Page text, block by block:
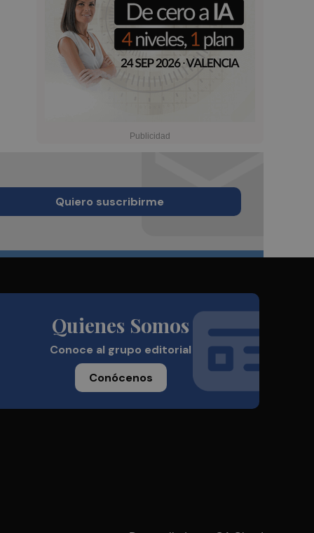
Quiero suscribirme
Quienes Somos
Conoce al grupo editorial
Conócenos